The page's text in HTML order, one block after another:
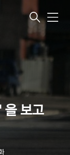
메
을 보고